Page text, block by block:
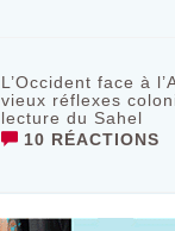
L’Occident face à
vieux réflexes
lecture du Sahel
10 RÉACTIONS